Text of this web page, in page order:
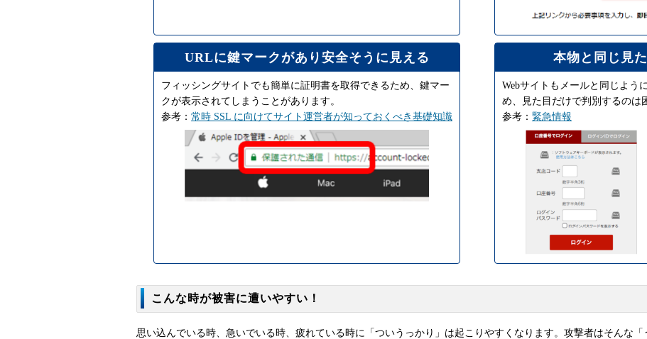
URLに鍵マークがあり安全そうに見える
フィッシングサイトでも簡単に証明書を取得できるため、鍵マー
クが表示されてしまうことがあります。
参考： 常時 SSL に向けてサイト運営者が知っておくべき基礎知識
本物と同じ見
Webサイトもメールと同じよう
め、見た目だけで判別するのは
参考： 緊急情報
こんな時が被害に遭いやすい！
思い込んでいる時、急いでいる時、疲れている時に「ついうっかり」は起こりやすくなります。攻撃者はそんな「